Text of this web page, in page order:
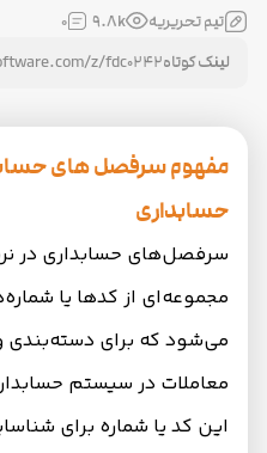
تیم تحریریه 9.8k
0
لینک کوتاه
مفهوم سرفصل های
حسابداری
سرفصل‌های حسابداری در
مجموعه‌ای از کدها یا
می‌شود که برای دسته‌بندی
معاملات در سیستم
این کد یا شماره برای